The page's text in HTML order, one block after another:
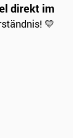
direkt im
💛